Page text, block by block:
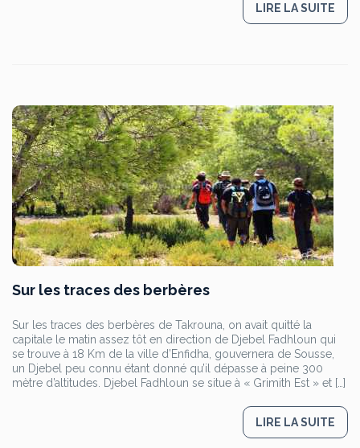
LIRE LA SUITE
Sur les traces des berbères
Sur les traces des berbères de Takrouna, on avait quitté la
capitale le matin assez tôt en direction de Djebel Fadhloun qui
se trouve à 18 Km de la ville d’Enfidha, gouvernera de Sousse,
un Djebel peu connu étant donné qu’il dépasse à peine 300
mètre d’altitudes. Djebel Fadhloun se situe à « Grimith Est » et […]
LIRE LA SUITE